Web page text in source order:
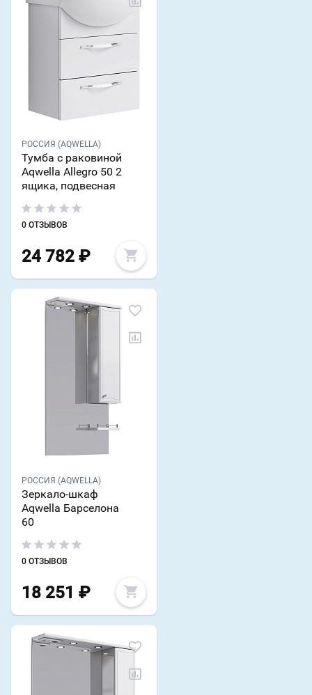
РОССИЯ (AQWELLA)
Тумба с раковиной
Aqwella Allegro 50 2
ящика, подвесная
0 ОТЗЫВОВ
24 782 ₽
РОССИЯ (AQWELLA)
Зеркало-шкаф
Aqwella Барселона
60
0 ОТЗЫВОВ
18 251 ₽